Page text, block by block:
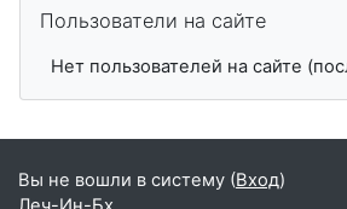
Пользователи на сайте
Нет пользователей на сайте
Вы не вошли в систему (Вход)